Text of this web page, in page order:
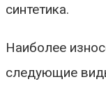
синтетика.
Наиболее
следующие